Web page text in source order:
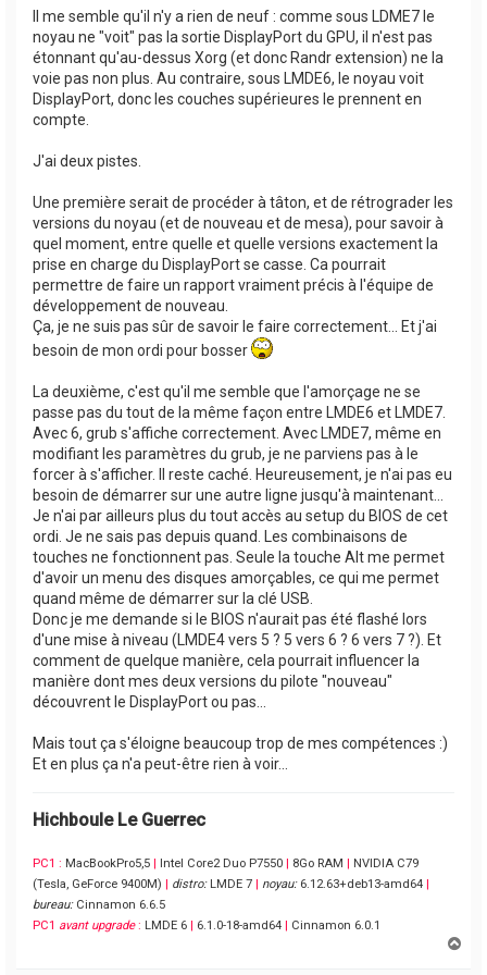
   800x450       59.95    59.82
   720x480       60.00    59.94
   640x512       60.02
   700x450       59.96    59.88
   640x480       60.00    60.00    59.94
   720x405       59.51    58.99
   720x400       70.08
   684x384       59.88    59.85
640x360       59.86    59.83    59.84
   512x288       60.00    59.92
   480x270       59.63    59.82
   400x300       60.32    56.34
   432x243       59.92    59.57
   320x240       60.05
   360x202       59.51    59.13
   320x180       59.84    59.32
Il me semble qu'il n'y a rien de neuf : comme sous LDME7 le
noyau ne "voit" pas la sortie DisplayPort du GPU, il n'est pas
étonnant qu'au-dessus Xorg (et donc Randr extension) ne la
voie pas non plus. Au contraire, sous LMDE6, le noyau voit
DisplayPort, donc les couches supérieures le prennent en
compte.
J'ai deux pistes.
Une première serait de procéder à tâton, et de rétrograder les
versions du noyau (et de nouveau et de mesa), pour savoir à
quel moment, entre quelle et quelle versions exactement la
prise en charge du DisplayPort se casse. Ca pourrait
permettre de faire un rapport vraiment précis à l'équipe de
développement de nouveau.
Ça, je ne suis pas sûr de savoir le faire correctement... Et j'ai
besoin de mon ordi pour bosser
La deuxième, c'est qu'il me semble que l'amorçage ne se
passe pas du tout de la même façon entre LMDE6 et LMDE7.
Avec 6, grub s'affiche correctement. Avec LMDE7, même en
modifiant les paramètres du grub, je ne parviens pas à le
forcer à s'afficher. Il reste caché. Heureusement, je n'ai pas eu
besoin de démarrer sur une autre ligne jusqu'à maintenant...
Je n'ai par ailleurs plus du tout accès au setup du BIOS de cet
ordi. Je ne sais pas depuis quand. Les combinaisons de
touches ne fonctionnent pas. Seule la touche Alt me permet
d'avoir un menu des disques amorçables, ce qui me permet
quand même de démarrer sur la clé USB.
Donc je me demande si le BIOS n'aurait pas été flashé lors
d'une mise à niveau (LMDE4 vers 5 ? 5 vers 6 ? 6 vers 7 ?). Et
comment de quelque manière, cela pourrait influencer la
manière dont mes deux versions du pilote "nouveau"
découvrent le DisplayPort ou pas...
Mais tout ça s'éloigne beaucoup trop de mes compétences :)
Et en plus ça n'a peut-être rien à voir...
Hichboule Le Guerrec
PC1 : MacBookPro5,5 | Intel Core2 Duo P7550 | 8Go RAM | NVIDIA C79
(Tesla, GeForce 9400M) | distro:LMDE 7 | noyau:6.12.63+deb13-amd64 |
bureau:Cinnamon 6.6.5
PC1 avant upgrade: LMDE 6 | 6.1.0-18-amd64 | Cinnamon 6.0.1